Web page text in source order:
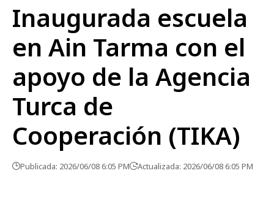
Inaugurada escuela
en Ain Tarma con el
apoyo de la Agencia
Turca de
Cooperación (TIKA)
Publicada: 2026/06/08 6:05 PM Actualizada: 2026/06/08 6:05 PM